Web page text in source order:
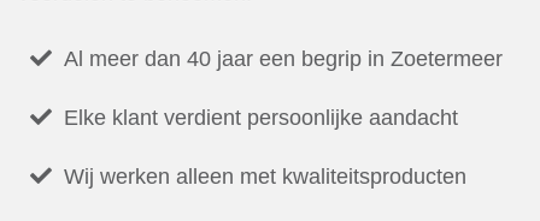
Al meer dan 40 jaar een begrip in Zoetermeer
Elke klant verdient persoonlijke aandacht
Wij werken alleen met kwaliteitsproducten